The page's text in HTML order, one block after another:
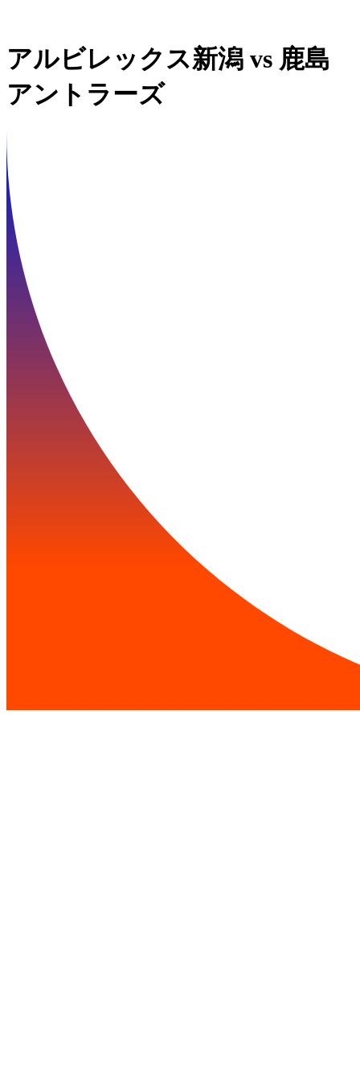
アルビレックス新潟 vs 鹿島
アントラーズ